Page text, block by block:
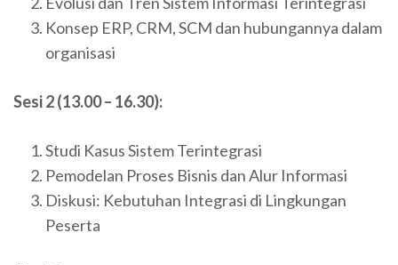
Konsep ERP, CRM, SCM dan hubungannya dalam
organisasi
Sesi 2 (13.00 – 16.30):
Studi Kasus Sistem Terintegrasi
Pemodelan Proses Bisnis dan Alur Informasi
Diskusi: Kebutuhan Integrasi di Lingkungan
Peserta